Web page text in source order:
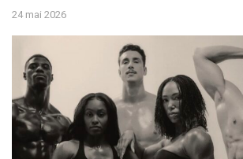
24 mai 2026